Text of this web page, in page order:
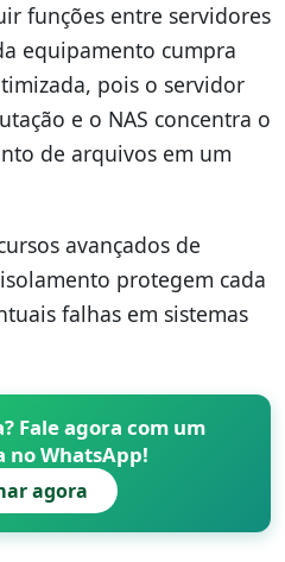
funções entre servidores
equipamento cumpra
pois o servidor
e o NAS concentra o
de arquivos em um
avançados de
protegem cada
falhas em sistemas
Fale agora com um
no WhatsApp!
agora